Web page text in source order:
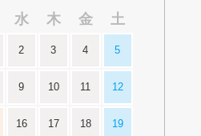
水 木 金 土
2 3 4 5
9 10 11 12
16 17 18 19